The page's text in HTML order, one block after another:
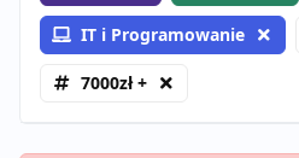
IT i Programowanie
7000zł +